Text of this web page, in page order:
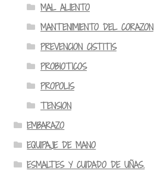
MAL ALIENTO
MANTENIMIENTO DEL CORAZON
PREVENCION CISTITIS
PROBIOTICOS
PROPOLIS
TENSION
EMBARAZO
EQUIPAJE DE MANO
ESMALTES Y CUIDADO DE UÑAS.